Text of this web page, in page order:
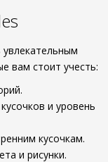
вам стоит учесть:
и уровень
кусочкам.
и рисунки.